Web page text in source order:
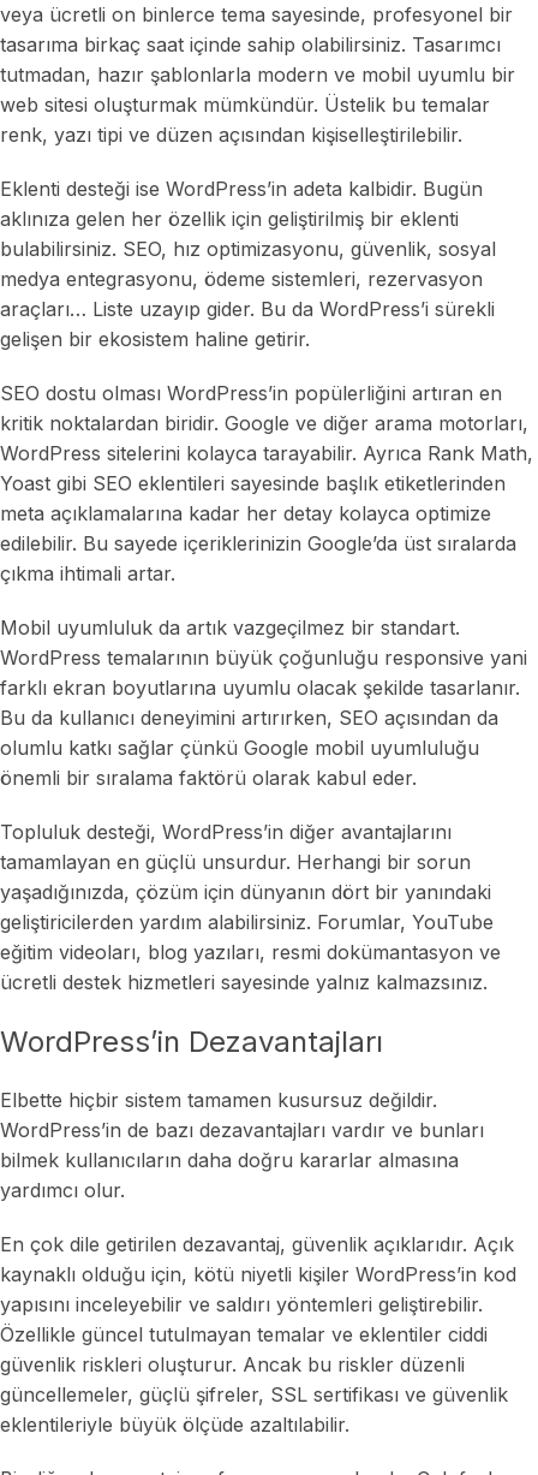
veya ücretli on binlerce tema sayesinde, profesyonel bir
tasarıma birkaç saat içinde sahip olabilirsiniz. Tasarımcı
tutmadan, hazır şablonlarla modern ve mobil uyumlu bir
web sitesi oluşturmak mümkündür. Üstelik bu temalar
renk, yazı tipi ve düzen açısından kişiselleştirilebilir.
Eklenti desteği ise WordPress’in adeta kalbidir. Bugün
aklınıza gelen her özellik için geliştirilmiş bir eklenti
bulabilirsiniz. SEO, hız optimizasyonu, güvenlik, sosyal
medya entegrasyonu, ödeme sistemleri, rezervasyon
araçları… Liste uzayıp gider. Bu da WordPress’i sürekli
gelişen bir ekosistem haline getirir.
SEO dostu olması WordPress’in popülerliğini artıran en
kritik noktalardan biridir. Google ve diğer arama motorları,
WordPress sitelerini kolayca tarayabilir. Ayrıca Rank Math,
Yoast gibi SEO eklentileri sayesinde başlık etiketlerinden
meta açıklamalarına kadar her detay kolayca optimize
edilebilir. Bu sayede içeriklerinizin Google’da üst sıralarda
çıkma ihtimali artar.
Mobil uyumluluk da artık vazgeçilmez bir standart.
WordPress temalarının büyük çoğunluğu responsive yani
farklı ekran boyutlarına uyumlu olacak şekilde tasarlanır.
Bu da kullanıcı deneyimini artırırken, SEO açısından da
olumlu katkı sağlar çünkü Google mobil uyumluluğu
önemli bir sıralama faktörü olarak kabul eder.
Topluluk desteği, WordPress’in diğer avantajlarını
tamamlayan en güçlü unsurdur. Herhangi bir sorun
yaşadığınızda, çözüm için dünyanın dört bir yanındaki
geliştiricilerden yardım alabilirsiniz. Forumlar, YouTube
eğitim videoları, blog yazıları, resmi dokümantasyon ve
ücretli destek hizmetleri sayesinde yalnız kalmazsınız.
WordPress’in Dezavantajları
Elbette hiçbir sistem tamamen kusursuz değildir.
WordPress’in de bazı dezavantajları vardır ve bunları
bilmek kullanıcıların daha doğru kararlar almasına
yardımcı olur.
En çok dile getirilen dezavantaj, güvenlik açıklarıdır. Açık
kaynaklı olduğu için, kötü niyetli kişiler WordPress’in kod
yapısını inceleyebilir ve saldırı yöntemleri geliştirebilir.
Özellikle güncel tutulmayan temalar ve eklentiler ciddi
güvenlik riskleri oluşturur. Ancak bu riskler düzenli
güncellemeler, güçlü şifreler, SSL sertifikası ve güvenlik
eklentileriyle büyük ölçüde azaltılabilir.